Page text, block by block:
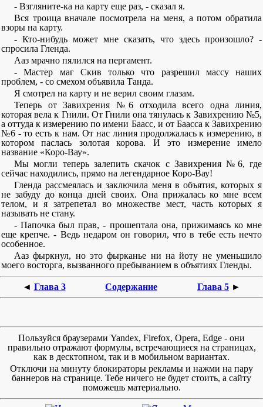
- Взгляните-ка на карту еще раз, - сказал я.
Вся троица вначале посмотрела на меня, а потом обратила
взоры на карту.
- Кто-нибудь может мне сказать, что здесь произошло? -
спросила Гленда.
Ааз мрачно пялился на пергамент.
- Мастер маг Скив только что разрешил массу наших
проблем, - со смехом объявила Танда.
Я смотрел на карту и не верил своим глазам.
Теперь от Завихрения №6 отходила всего одна линия,
которая вела к Гнили. От Гнили она тянулась к Завихрению №5,
а оттуда к измерению по имени Баасс, и от Баасса к Завихрению
№6 - то есть к нам. От нас линия продолжалась к измерению, в
котором паслась золотая корова. И это измерение имело
название «Коро-Вау».
Мы могли теперь залепить скачок с Завихрения №6, где
сейчас находились, прямо на легендарное Коро-Вау!
Гленда рассмеялась и заключила меня в объятия, которых я
не забуду до конца дней своих. Она прижалась ко мне всем
телом, и я затрепетал во множестве мест, часть которых я
называть не стану.
- Папочка был прав, - прошептала она, прижимаясь ко мне
еще крепче. - Ведь недаром он говорил, что в тебе есть нечто
особенное.
Ааз фыркнул, но это фырканье ни на йоту не уменьшило
моего восторга, вызванного пребыванием в объятиях Гленды.
◄ Глава 3 Содержание Глава 5 ►
Пользуйся браузерами Yandex, Firefox, Opera, Edge - они
правильно отражают формулы, встречающиеся на страницах,
как в десктопном, так и в мобильном вариантах.
Отключи на минуту блокираторы рекламы и нажми на пару
баннеров на странице. Тебе ничего не будет стоить, а сайту
поможешь материально.